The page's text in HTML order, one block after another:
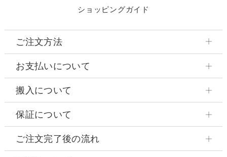
ショッピングガイド
ご注文方法
お支払いについて
搬入について
保証について
ご注文完了後の流れ